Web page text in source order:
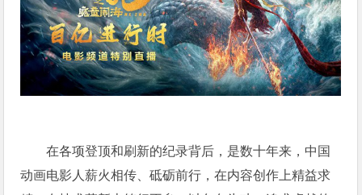
在各项登顶和刷新的纪录背后，是数十年来，中国
动画电影人薪火相传、砥砺前行，在内容创作上精益求